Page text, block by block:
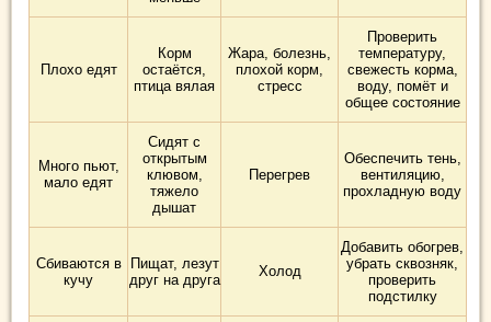
Плохо едят
Корм
остаётся,
птица вялая
Жара, болезнь,
плохой корм,
стресс
Проверить
температуру,
свежесть корма,
воду, помёт и
общее состояние
Много пьют,
мало едят
Сидят с
открытым
клювом,
тяжело
дышат
Перегрев
Обеспечить тень,
вентиляцию,
прохладную воду
Сбиваются в
кучу
Пищат, лезут
друг на друга
Холод
Добавить обогрев,
убрать сквозняк,
проверить
подстилку